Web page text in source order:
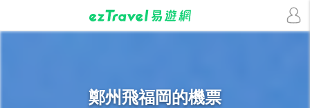
鄭州飛福岡的機票